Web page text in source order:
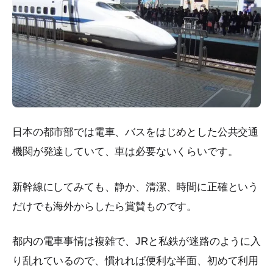
日本の都市部では電車、バスをはじめとした公共交通
機関が発達していて、車は必要ないくらいです。
新幹線にしてみても、静か、清潔、時間に正確という
だけでも海外からしたら賞賛ものです。
都内の電車事情は複雑で、JRと私鉄が迷路のように入
り乱れているので、慣れれば便利な半面、初めて利用